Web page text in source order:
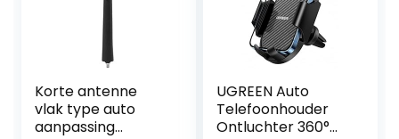
Korte antenne
vlak type auto
aanpassing
UGREEN Auto
Telefoonhouder
Ontluchter 360°